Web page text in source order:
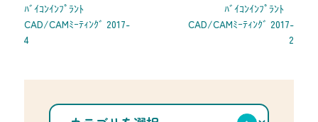
ﾊﾞｲｺﾝｲﾝﾌﾟﾗﾝﾄ
CAD/CAMﾐｰﾃｨﾝｸﾞ 2017-
2
ﾊﾞｲｺﾝｲﾝﾌﾟﾗﾝﾄ
CAD/CAMﾐｰﾃｨﾝｸﾞ 2017-
4
カ